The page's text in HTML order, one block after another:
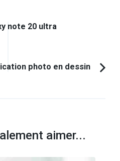
note 20 ultra
photo en dessin
aimer...